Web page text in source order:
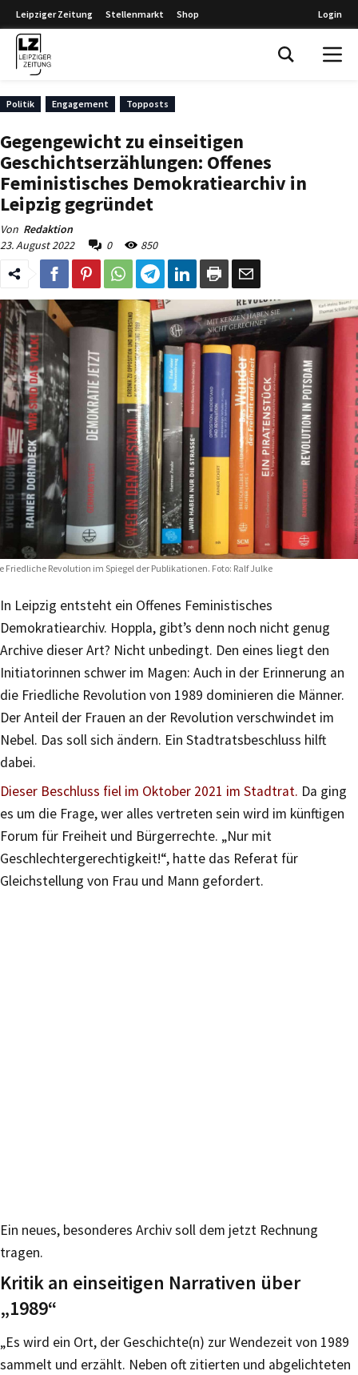
Leipziger Zeitung Stellenmarkt Shop Login
Politik Engagement Topposts
Gegengewicht zu einseitigen
Geschichtserzählungen: Offenes
Feministisches Demokratiearchiv in
Leipzig gegründet
Von Redaktion
23. August 2022
0 850
Friedliche Revolution im Spiegel der Publikationen. Foto: Ralf Julke
In Leipzig entsteht ein Offenes Feministisches
Demokratiearchiv. Hoppla, gibt’s denn noch nicht genug
Archive dieser Art? Nicht unbedingt. Den eines liegt den
Initiatorinnen schwer im Magen: Auch in der Erinnerung an
die Friedliche Revolution von 1989 dominieren die Männer.
Der Anteil der Frauen an der Revolution verschwindet im
Nebel. Das soll sich ändern. Ein Stadtratsbeschluss hilft
dabei.
Dieser Beschluss fiel im Oktober 2021 im Stadtrat. Da ging
es um die Frage, wer alles vertreten sein wird im künftigen
Forum für Freiheit und Bürgerrechte. „Nur mit
Geschlechtergerechtigkeit!“, hatte das Referat für
Gleichstellung von Frau und Mann gefordert.
Ein neues, besonderes Archiv soll dem jetzt Rechnung
tragen.
Kritik an einseitigen Narrativen über
„1989“
„Es wird ein Ort, der Geschichte(n) zur Wendezeit von 1989
sammelt und erzählt. Neben oft zitierten und abgelichteten